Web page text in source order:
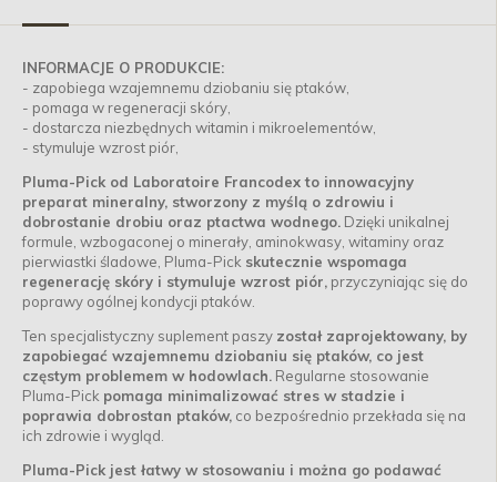
INFORMACJE O PRODUKCIE:
- zapobiega wzajemnemu dziobaniu się ptaków,
- pomaga w regeneracji skóry,
- dostarcza niezbędnych witamin i mikroelementów,
- stymuluje wzrost piór,
Pluma-Pick od Laboratoire Francodex to innowacyjny
preparat mineralny, stworzony z myślą o zdrowiu i
dobrostanie drobiu oraz ptactwa wodnego. Dzięki unikalnej
formule, wzbogaconej o minerały, aminokwasy, witaminy oraz
pierwiastki śladowe, Pluma-Pick skutecznie wspomaga
regenerację skóry i stymuluje wzrost piór, przyczyniając się do
poprawy ogólnej kondycji ptaków.
Ten specjalistyczny suplement paszy został zaprojektowany, by
zapobiegać wzajemnemu dziobaniu się ptaków, co jest
częstym problemem w hodowlach. Regularne stosowanie
Pluma-Pick pomaga minimalizować stres w stadzie i
poprawia dobrostan ptaków, co bezpośrednio przekłada się na
ich zdrowie i wygląd.
Pluma-Pick jest łatwy w stosowaniu i można go podawać